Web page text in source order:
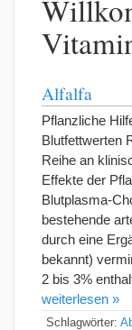
Alfalfa
Pflanzliche
Blutfettwerten
Reihe an
Effekte der
Blutplasma-
bestehende
durch eine
bekannt)
2 bis 3%
weiterlesen »
Schlagwörter: